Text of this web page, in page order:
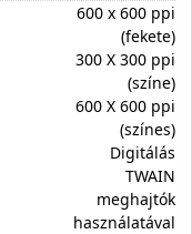
600 x 600 ppi
(fekete)
300 X 300 ppi
(színe)
600 X 600 ppi
(színes)
Digitálás
TWAIN
meghajtók
használatával